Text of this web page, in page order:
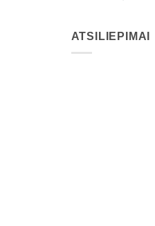
ATSILIEPIMAI